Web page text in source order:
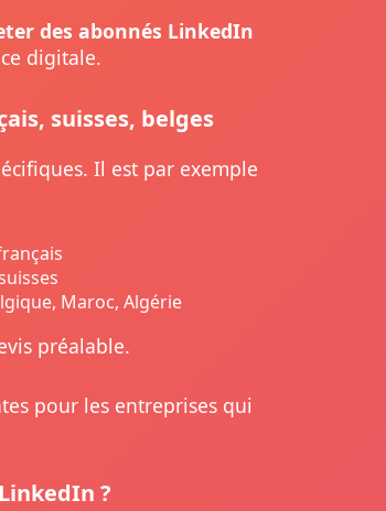
des abonnés LinkedIn
digitale.
suisses, belges
Il est par exemple
Maroc, Algérie
préalable.
pour les entreprises qui
?